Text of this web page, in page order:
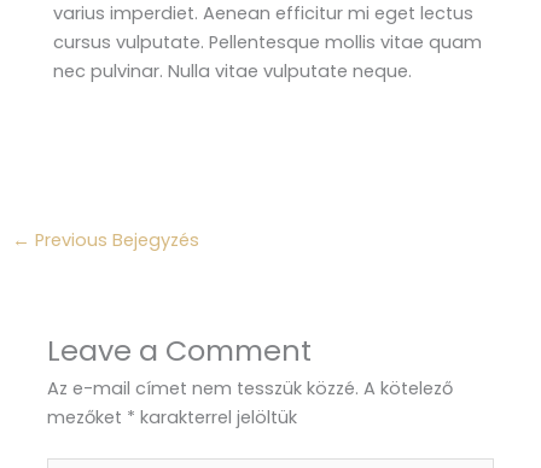
varius imperdiet. Aenean efficitur mi eget lectus
cursus vulputate. Pellentesque mollis vitae quam
nec pulvinar. Nulla vitae vulputate neque.
← Previous Bejegyzés
Leave a Comment
Az e-mail címet nem tesszük közzé. A kötelező
mezőket * karakterrel jelöltük